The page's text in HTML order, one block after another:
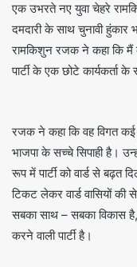
एक उभरते नए युवा चेहरे
दमदारी के साथ चुनावी हुंकार
रामकिशुन रजक ने कहा कि मैं
पार्टी के एक छोटे कार्यकर्ता
रजक ने कहा कि वह विगत कई
भाजपा के सच्चे सिपाही है।
रूप में पार्टी को वार्ड से बढ़त
टिकट लेकर वार्ड वासियों की
सबका साथ – सबका विकास
करने वाली पार्टी है।